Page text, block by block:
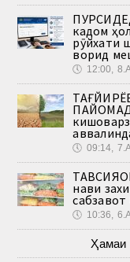
кадом
рӯйхати
ворид
🕔 12:00,
🕔 09:14,
нави
🕔 10:36,
Ҳамаи